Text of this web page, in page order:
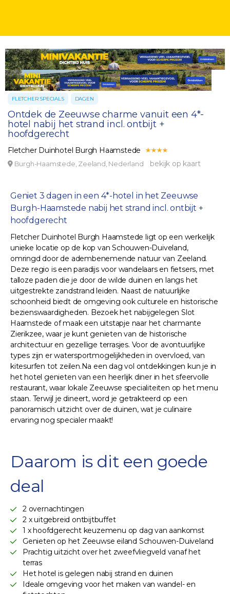
FLETCHER SPECIALS DAGEN
Ontdek de Zeeuwse charme vanuit een 4*-
hotel nabij het strand incl. ontbijt +
hoofdgerecht
Fletcher Duinhotel Burgh Haamstede
Burgh-Haamstede, Zeeland, Nederland bekijk op kaart
Geniet 3 dagen in een 4*-hotel in het Zeeuwse
Burgh-Haamstede nabij het strand incl. ontbijt +
hoofdgerecht
Fletcher Duinhotel Burgh Haamstede ligt op een werkelijk
unieke locatie op de kop van Schouwen-Duiveland,
omringd door de adembenemende natuur van Zeeland.
Deze regio is een paradijs voor wandelaars en fietsers, met
talloze paden die je door de wilde duinen en langs het
uitgestrekte zandstrand leiden. Naast de natuurlijke
schoonheid biedt de omgeving ook culturele en historische
bezienswaardigheden. Bezoek het nabijgelegen Slot
Haamstede of maak een uitstapje naar het charmante
Zierikzee, waar je kunt genieten van de historische
architectuur en gezellige terrasjes. Voor de avontuurlijke
types zijn er watersportmogelijkheden in overvloed, van
kitesurfen tot zeilen.Na een dag vol ontdekkingen kun je in
het hotel genieten van een heerlijk diner in het sfeervolle
restaurant, waar lokale Zeeuwse specialiteiten op het menu
staan. Terwijl je dineert, word je getrakteerd op een
panoramisch uitzicht over de duinen, wat je culinaire
ervaring nog specialer maakt!
Daarom is dit een goede
deal
2 overnachtingen
2 x uitgebreid ontbijtbuffet
1 x hoofdgerecht keuzemenu op dag van aankomst
Genieten op het Zeeuwse eiland Schouwen-Duiveland
Prachtig uitzicht over het zweefvliegveld vanaf het
terras
Het hotel is gelegen nabij strand en duinen
Ideale omgeving voor het maken van wandel- en